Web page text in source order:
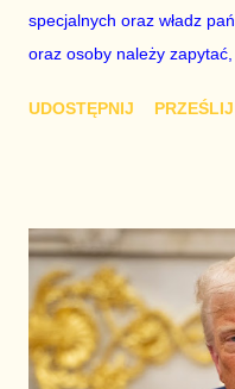
specjalnych oraz władz
oraz osoby należy
Jeśli potwierdzą się
Donalda Tuska. Dla
dodatkowe paliwo w walce
ucieczki Ziobry zmieniła
autostradę do utraty
UDOSTĘPNIJ